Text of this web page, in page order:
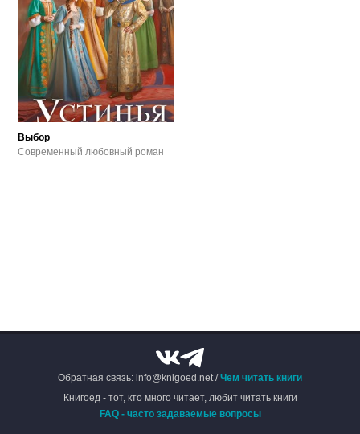
Выбор
Современный любовный роман
Обратная связь: info@knigoed.net /Чем читать книги
Книгоед - тот, кто много читает, любит читать книги
FAQ - часто задаваемые вопросы